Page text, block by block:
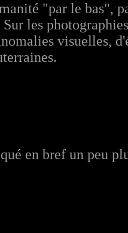
"par le bas",
les
visuelles,
en bref un peu